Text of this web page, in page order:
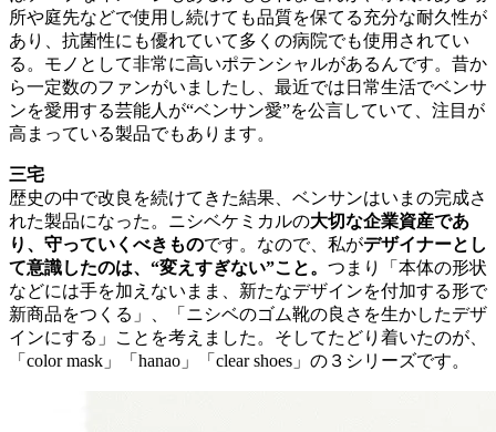
所や庭先などで使用し続けても品質を保てる充分な耐久性が
あり、抗菌性にも優れていて多くの病院でも使用されてい
る。モノとして非常に高いポテンシャルがあるんです。昔か
ら一定数のファンがいましたし、最近では日常生活でベンサ
ンを愛用する芸能人が“ベンサン愛”を公言していて、注目が
高まっている製品でもあります。
三宅
歴史の中で改良を続けてきた結果、ベンサンはいまの完成さ
れた製品になった。ニシベケミカルの大切な企業資産であ
り、守っていくべきものです。なので、私がデザイナーとし
て意識したのは、“変えすぎない”こと。 つまり「本体の形状
などには手を加えないまま、新たなデザインを付加する形で
新商品をつくる」、「ニシベのゴム靴の良さを生かしたデザ
インにする」ことを考えました。そしてたどり着いたのが、
「color mask」「hanao」「clear shoes」の３シリーズです。